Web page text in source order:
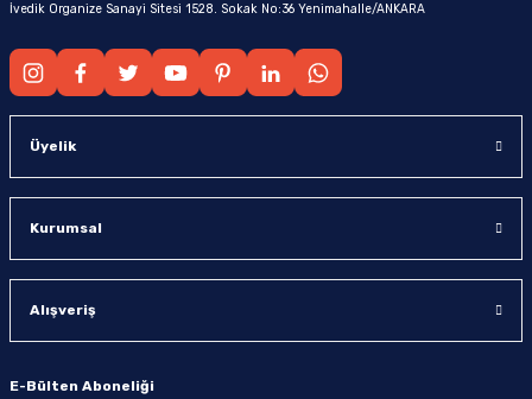
İvedik Organize Sanayi Sitesi 1528. Sokak No:36 Yenimahalle/ANKARA
Üyelik
Kurumsal
Alışveriş
E-Bülten Aboneliği